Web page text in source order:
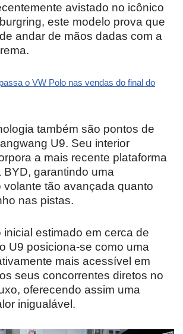
avistado no icônico
este modelo prova que
andar de mãos dadas com a
o VW Polo nas vendas do final do
também são pontos de
U9. Seu interior
a mais recente plataforma
BYD, garantindo uma
volante tão avançada quanto
nas pistas.
inicial estimado em cerca de
U9 posiciona-se como uma
mais acessível em
seus concorrentes diretos no
oferecendo assim uma
inigualável.